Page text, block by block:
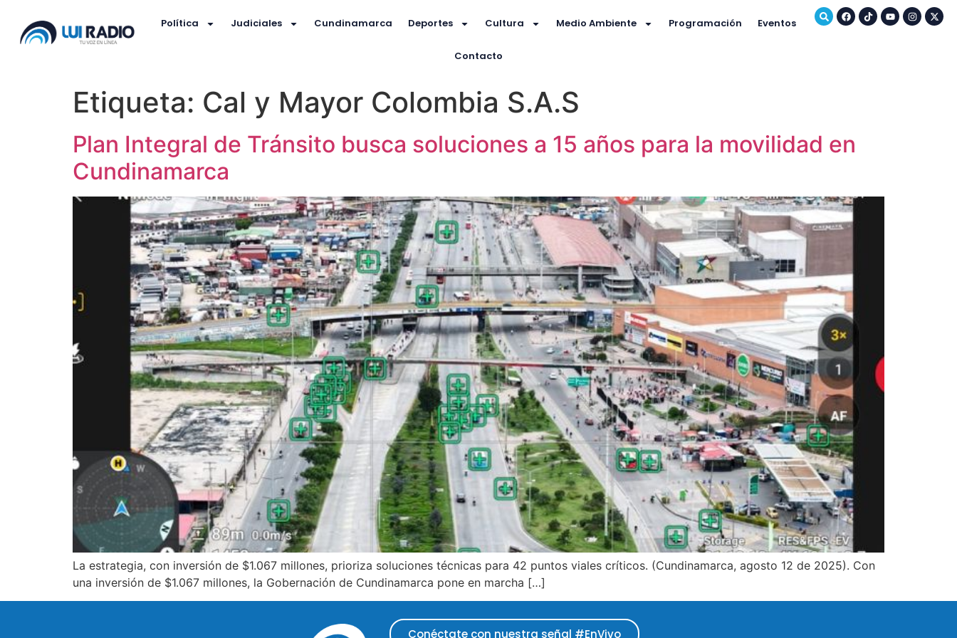
Política Judiciales Cundinamarca Deportes Cultura Medio Ambiente Programación Eventos
Contacto
Etiqueta: Cal y Mayor Colombia S.A.S
Plan Integral de Tránsito busca soluciones a 15 años para la movilidad en
Cundinamarca
La estrategia, con inversión de $1.067 millones, prioriza soluciones técnicas para 42 puntos viales críticos. (Cundinamarca, agosto 12 de 2025). Con
una inversión de $1.067 millones, la Gobernación de Cundinamarca pone en marcha […]
Conéctate con nuestra señal #EnVivo